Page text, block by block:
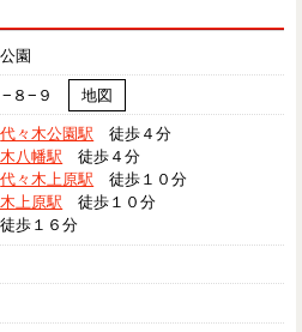
園
−８−９ 地図
代々木公園駅 徒歩４分
八幡駅 徒歩４分
代々木上原駅 徒歩１０分
上原駅 徒歩１０分
歩１６分